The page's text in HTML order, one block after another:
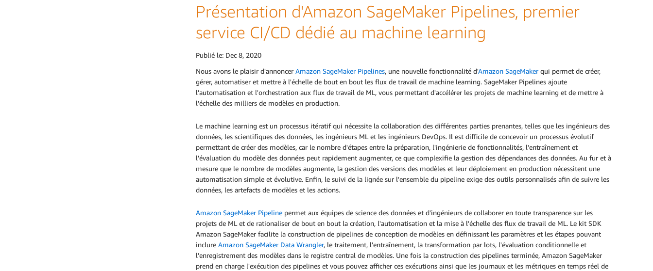
Présentation d'Amazon SageMaker Pipelines, premier
service CI/CD dédié au machine learning
Publié le: Dec 8, 2020
Nous avons le plaisir d'annoncer Amazon SageMaker Pipelines, une nouvelle fonctionnalité d'Amazon SageMakerqui permet de créer,
gérer, automatiser et mettre à l'échelle de bout en bout les flux de travail de machine learning. SageMaker Pipelines ajoute
l'automatisation et l'orchestration aux flux de travail de ML, vous permettant d'accélérer les projets de machine learning et de mettre à
l'échelle des milliers de modèles en production.
Le machine learning est un processus itératif qui nécessite la collaboration des différentes parties prenantes, telles que les ingénieurs des
données, les scientifiques des données, les ingénieurs ML et les ingénieurs DevOps. Il est difficile de concevoir un processus évolutif
permettant de créer des modèles, car le nombre d'étapes entre la préparation, l'ingénierie de fonctionnalités, l'entraînement et
l'évaluation du modèle des données peut rapidement augmenter, ce que complexifie la gestion des dépendances des données. Au fur et à
mesure que le nombre de modèles augmente, la gestion des versions des modèles et leur déploiement en production nécessitent une
automatisation simple et évolutive. Enfin, le suivi de la lignée sur l'ensemble du pipeline exige des outils personnalisés afin de suivre les
données, les artefacts de modèles et les actions.
Amazon SageMaker Pipeline permet aux équipes de science des données et d'ingénieurs de collaborer en toute transparence sur les
projets de ML et de rationaliser de bout en bout la création, l'automatisation et la mise à l'échelle des flux de travail de ML. Le kit SDK
Amazon SageMaker facilite la construction de pipelines de conception de modèles en définissant les paramètres et les étapes pouvant
inclure Amazon SageMaker Data Wrangler, le traitement, l'entraînement, la transformation par lots, l'évaluation conditionnelle et
l'enregistrement des modèles dans le registre central de modèles. Une fois la construction des pipelines terminée, Amazon SageMaker
prend en charge l'exécution des pipelines et vous pouvez afficher ces exécutions ainsi que les journaux et les métriques en temps réel de